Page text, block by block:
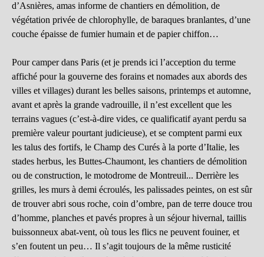
d’Asnières, amas informe de chantiers en démolition, de
végétation privée de chlorophylle, de baraques branlantes, d’une
couche épaisse de fumier humain et de papier chiffon…
Pour camper dans Paris (et je prends ici l’acception du terme
affiché pour la gouverne des forains et nomades aux abords des
villes et villages) durant les belles saisons, printemps et automne,
avant et après la grande vadrouille, il n’est excellent que les
terrains vagues (c’est-à-dire vides, ce qualificatif ayant perdu sa
première valeur pourtant judicieuse), et se comptent parmi eux
les talus des fortifs, le Champ des Curés à la porte d’Italie, les
stades herbus, les Buttes-Chaumont, les chantiers de démolition
ou de construction, le motodrome de Montreuil... Derrière les
grilles, les murs à demi écroulés, les palissades peintes, on est sûr
de trouver abri sous roche, coin d’ombre, pan de terre douce trou
d’homme, planches et pavés propres à un séjour hivernal, taillis
buissonneux abat-vent, où tous les flics ne peuvent fouiner, et
s’en foutent un peu… Il s’agit toujours de la même rusticité